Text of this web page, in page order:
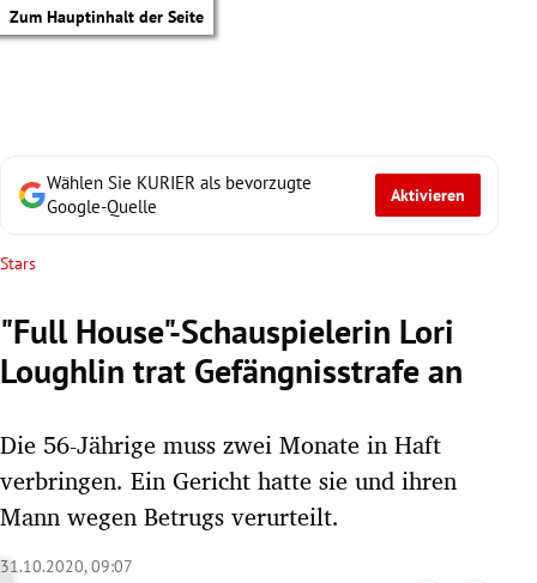
Zum Hauptinhalt der Seite
Untermenü
Untermenü
Wählen Sie KURIER als bevorzugte
Google-Quelle
Aktivieren
Stars
"Full House"-Schauspielerin Lori
Loughlin trat Gefängnisstrafe an
Die 56-Jährige muss zwei Monate in Haft
verbringen. Ein Gericht hatte sie und ihren
Mann wegen Betrugs verurteilt.
31.10.2020, 09:07